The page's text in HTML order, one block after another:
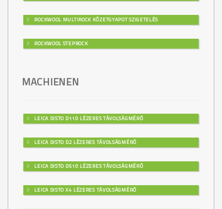
ROCKWOOL MULTIROCK KŐZETGYAPOT SZIGETELÉS
ROCKWOOL STEPROCK
MACHIENEN
LEICA DISTO D110 LÉZERES TÁVOLSÁGMÉRŐ
LEICA DISTO D2 LÉZERES TÁVOLSÁGMÉRŐ
LEICA DISTO D510 LÉZERES TÁVOLSÁGMÉRŐ
LEICA DISTO X4 LÉZERES TÁVOLSÁGMÉRŐ